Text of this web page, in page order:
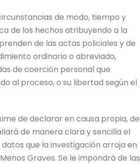
de modo, tiempo y
de los hechos atribuyendo a la
de las actas policiales y de
ordinario o abreviado,
de coerción personal que
al proceso, o su libertad según el
de declarar en causa propia, de
de manera clara y sencilla el
que la investigación arroja en
Graves. Se le impondrá de las